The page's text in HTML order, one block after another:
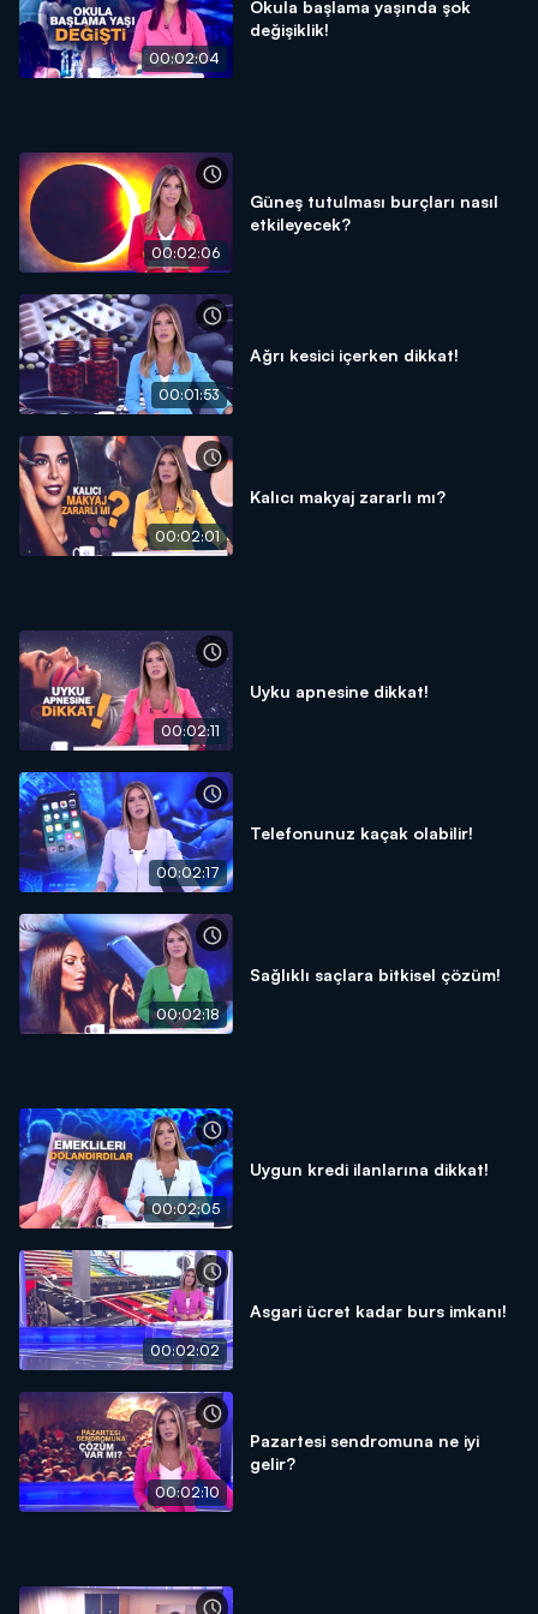
00:02:04
Okula başlama yaşında şok
değişiklik!
00:02:06
Güneş tutulması burçları nasıl
etkileyecek?
00:01:53
Ağrı kesici içerken dikkat!
00:02:01
Kalıcı makyaj zararlı mı?
00:02:11
Uyku apnesine dikkat!
00:02:17
Telefonunuz kaçak olabilir!
00:02:18
Sağlıklı saçlara bitkisel çözüm!
00:02:05
Uygun kredi ilanlarına dikkat!
00:02:02
Asgari ücret kadar burs imkanı!
00:02:10
Pazartesi sendromuna ne iyi
gelir?